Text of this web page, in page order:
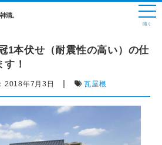
清。
1本伏せ（耐震性の高い）の仕
す！
2018年7月3日 | 瓦屋根